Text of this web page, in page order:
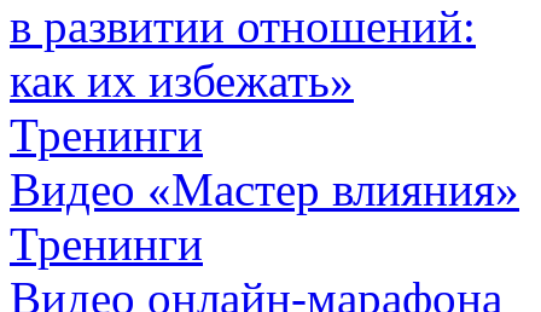
в развитии отношений:
как их избежать»
Тренинги
Видео «Мастер влияния»
Тренинги
Видео онлайн-марафона